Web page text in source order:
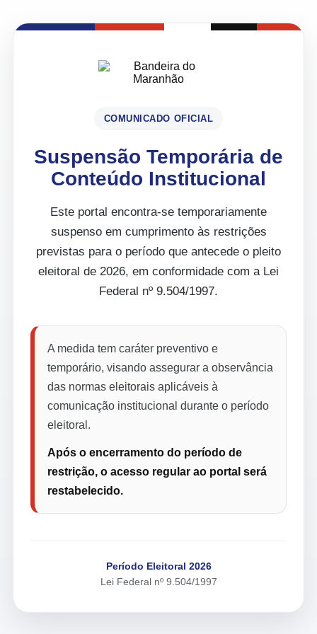
COMUNICADO OFICIAL
Suspensão Temporária de
Conteúdo Institucional
Este portal encontra-se temporariamente
suspenso em cumprimento às restrições
previstas para o período que antecede o pleito
eleitoral de 2026, em conformidade com a Lei
Federal nº 9.504/1997.
A medida tem caráter preventivo e
temporário, visando assegurar a observância
das normas eleitorais aplicáveis à
comunicação institucional durante o período
eleitoral.
Após o encerramento do período de
restrição, o acesso regular ao portal será
restabelecido.
Período Eleitoral 2026
Lei Federal nº 9.504/1997